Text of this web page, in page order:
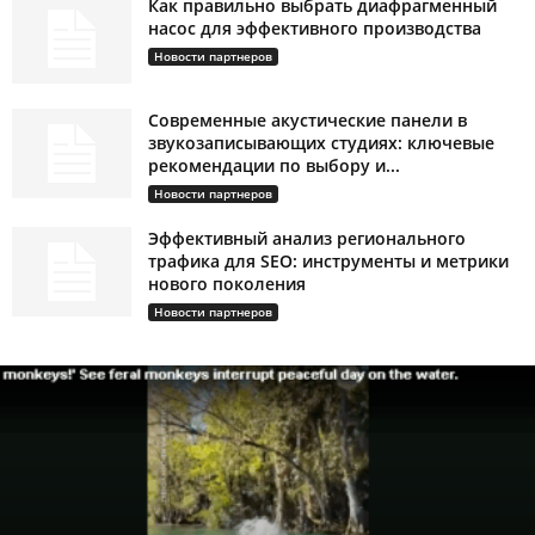
Как правильно выбрать диафрагменный
насос для эффективного производства
Новости партнеров
Современные акустические панели в
звукозаписывающих студиях: ключевые
рекомендации по выбору и...
Новости партнеров
Эффективный анализ регионального
трафика для SEO: инструменты и метрики
нового поколения
Новости партнеров